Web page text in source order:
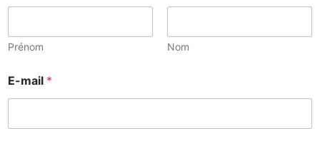
Prénom Nom
E-mail *